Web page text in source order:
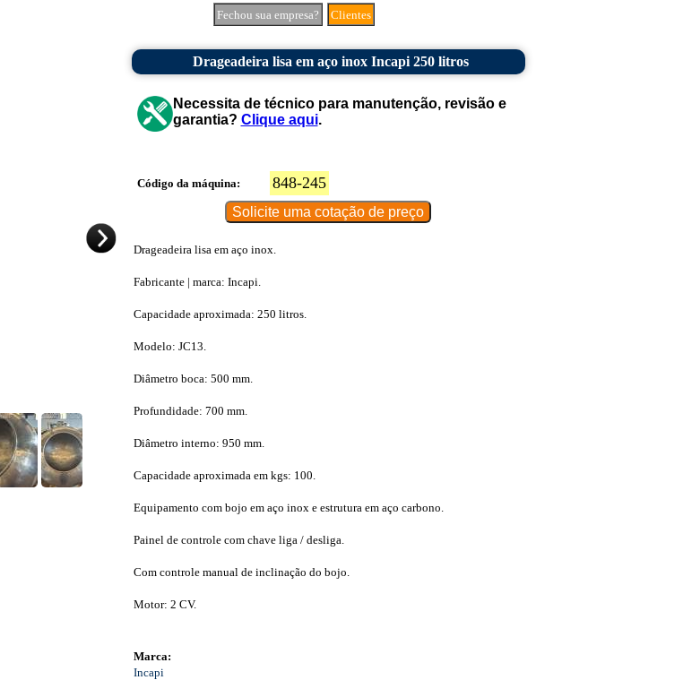
Fechou sua empresa? Clientes
Drageadeira lisa em aço inox Incapi 250 litros
Necessita de técnico para manutenção, revisão e
garantia? Clique aqui.
Código da máquina: 848-245
Drageadeira lisa em aço inox.
Fabricante | marca: Incapi.
Capacidade aproximada: 250 litros.
Modelo: JC13.
Diâmetro boca: 500 mm.
Profundidade: 700 mm.
Diâmetro interno: 950 mm.
Capacidade aproximada em kgs: 100.
Equipamento com bojo em aço inox e estrutura em aço carbono.
Painel de controle com chave liga / desliga.
Com controle manual de inclinação do bojo.
Motor: 2 CV.
Marca:
Incapi